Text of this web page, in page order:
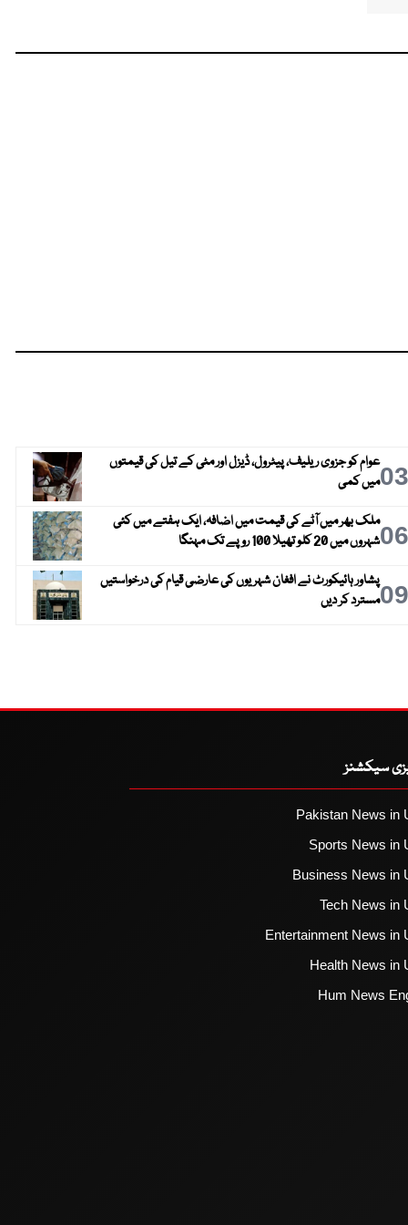
03عوام کو جزوی ریلیف، پیٹرول، ڈیزل اور مٹی کے تیل کی قیمتوں
میں کمی
06ملک بھر میں آٹے کی قیمت میں اضافہ، ایک ہفتے میں کئی
شہروں میں 20 کلو تھیلا 100 روپے تک مہنگا
09پشاور ہائیکورٹ نے افغان شہریوں کی عارضی قیام کی درخواستیں
مسترد کر دیں
سیکشنز
Pakistan News in
Sports News in
Business News in
Tech News in
Entertainment News in
Health News in
Hum News